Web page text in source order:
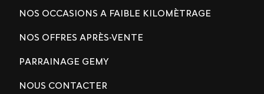
NOS OCCASIONS A FAIBLE KILOMÈTRAGE
NOS OFFRES APRÈS-VENTE
PARRAINAGE GEMY
NOUS CONTACTER